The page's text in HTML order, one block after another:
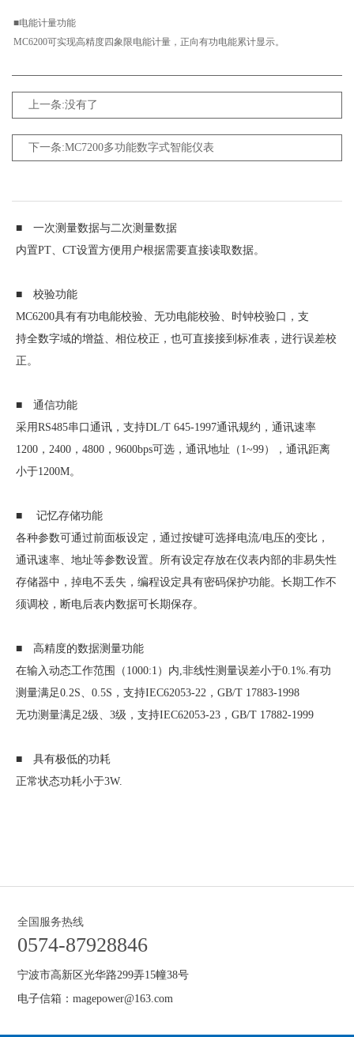
■电能计量功能
MC6200可实现高精度四象限电能计量，正向有功电能累计显示。
上一条:没有了
下一条:MC7200多功能数字式智能仪表
■ 一次测量数据与二次测量数据
内置PT、CT设置方便用户根据需要直接读取数据。
■ 校验功能
MC6200具有有功电能校验、无功电能校验、时钟校验口，支
持全数字域的增益、相位校正，也可直接接到标准表，进行误差校
正。
■ 通信功能
采用RS485串口通讯，支持DL/T 645-1997通讯规约，通讯速率
1200，2400，4800，9600bps可选，通讯地址（1~99），通讯距离
小于1200M。
■ 记忆存储功能
各种参数可通过前面板设定，通过按键可选择电流/电压的变比，
通讯速率、地址等参数设置。所有设定存放在仪表内部的非易失性
存储器中，掉电不丢失，编程设定具有密码保护功能。长期工作不
须调校，断电后表内数据可长期保存。
■ 高精度的数据测量功能
在输入动态工作范围（1000:1）内,非线性测量误差小于0.1%.有功
测量满足0.2S、0.5S，支持IEC62053-22，GB/T 17883-1998
无功测量满足2级、3级，支持IEC62053-23，GB/T 17882-1999
■ 具有极低的功耗
正常状态功耗小于3W.
全国服务热线
0574-87928846
宁波市高新区光华路299弄15幢38号
电子信箱：magepower@163.com